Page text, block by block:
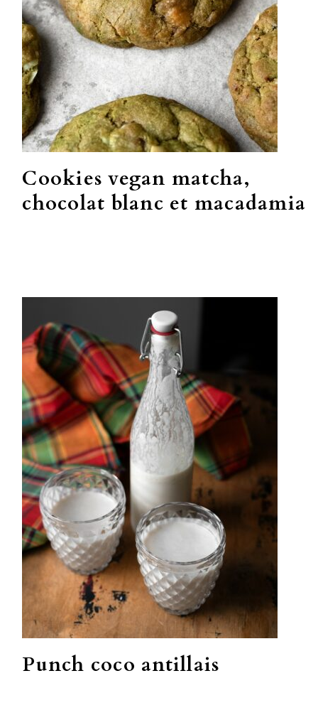
Cookies vegan matcha,
chocolat blanc et macadamia
Punch coco antillais